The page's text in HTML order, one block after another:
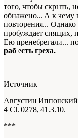
того, чтобы скрыть,
обнажено... А к чему
повторения... Однако
пробуждает спящих,
Ею пренебрегали...
раб есть греха.
Источник
Августин
4 Сl. 0278, 41.3.10.
***